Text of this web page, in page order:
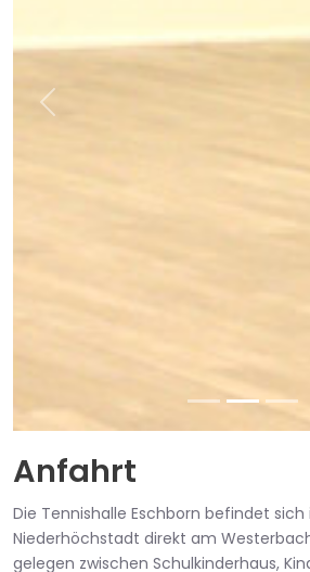
Previous
Anfahrt
Die Tennishalle Eschborn befindet
Niederhöchstadt direkt am
gelegen zwischen Schulkinderhaus,